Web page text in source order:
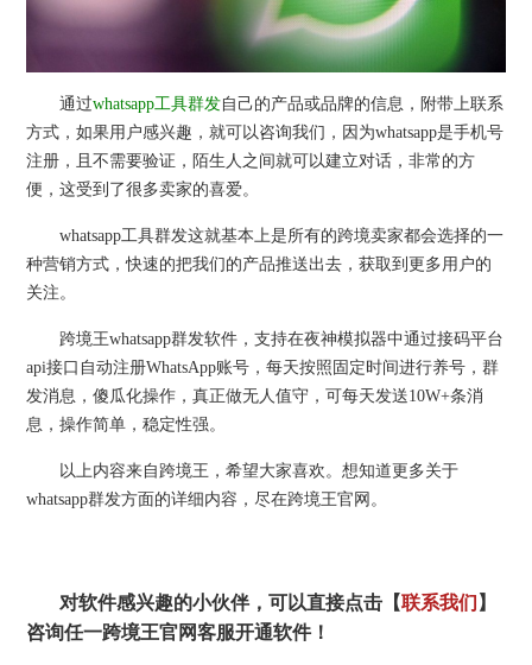
通过whatsapp工具群发自己的产品或品牌的信息，附带上联系
方式，如果用户感兴趣，就可以咨询我们，因为whatsapp是手机号
注册，且不需要验证，陌生人之间就可以建立对话，非常的方
便，这受到了很多卖家的喜爱。
whatsapp工具群发这就基本上是所有的跨境卖家都会选择的一
种营销方式，快速的把我们的产品推送出去，获取到更多用户的
关注。
跨境王whatsapp群发软件，支持在夜神模拟器中通过接码平台
api接口自动注册WhatsApp账号，每天按照固定时间进行养号，群
发消息，傻瓜化操作，真正做无人值守，可每天发送10W+条消
息，操作简单，稳定性强。
以上内容来自跨境王，希望大家喜欢。想知道更多关于
whatsapp群发方面的详细内容，尽在跨境王官网。
对软件感兴趣的小伙伴，可以直接点击【联系我们 】
咨询任一跨境王官网客服开通软件！